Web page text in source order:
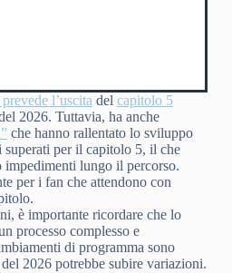
l’uscita del capitolo 5
2026. Tuttavia, ha anche
che hanno rallentato lo sviluppo
superati per il capitolo 5, il che
impedimenti lungo il percorso.
per i fan che attendono con
è importante ricordare che lo
processo complesso e
di programma sono
2026 potrebbe subire variazioni.